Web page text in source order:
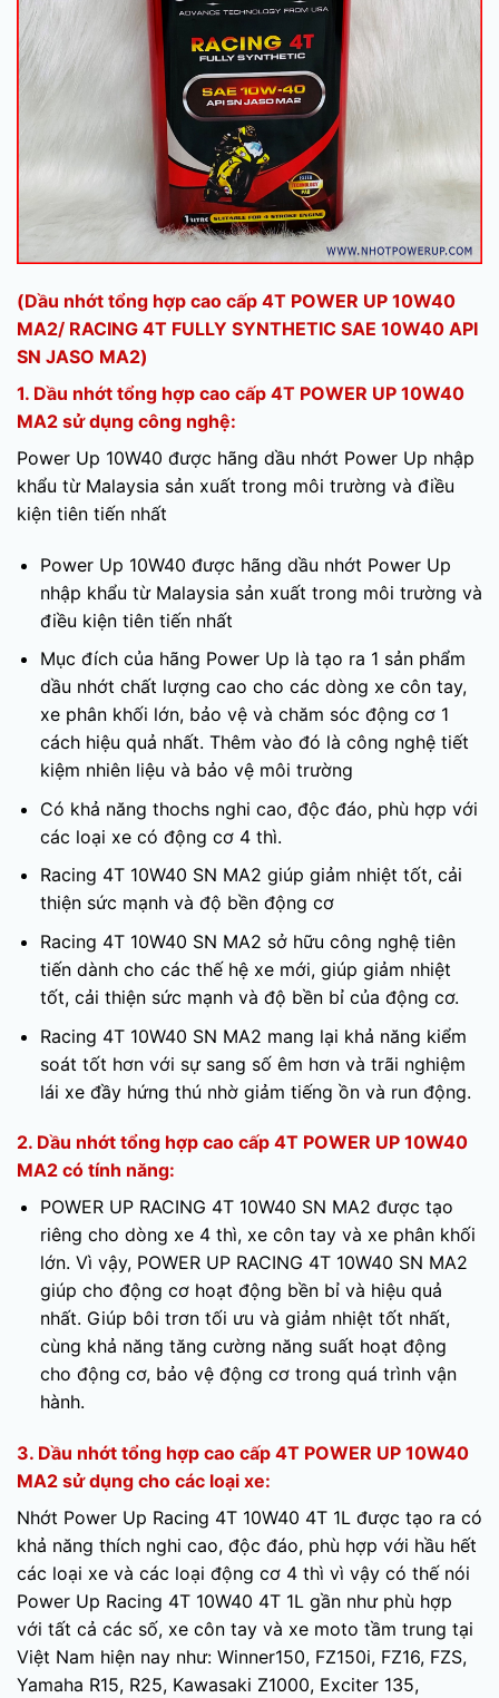
(Dầu nhớt tổng hợp cao cấp 4T POWER UP 10W40
MA2/ RACING 4T FULLY SYNTHETIC SAE 10W40 API
SN JASO MA2)
1. Dầu nhớt tổng hợp cao cấp 4T POWER UP 10W40
MA2 sử dụng công nghệ:
Power Up 10W40 được hãng dầu nhớt Power Up nhập
khẩu từ Malaysia sản xuất trong môi trường và điều
kiện tiên tiến nhất
Power Up 10W40 được hãng dầu nhớt Power Up
nhập khẩu từ Malaysia sản xuất trong môi trường và
điều kiện tiên tiến nhất
Mục đích của hãng Power Up là tạo ra 1 sản phẩm
dầu nhớt chất lượng cao cho các dòng xe côn tay,
xe phân khối lớn, bảo vệ và chăm sóc động cơ 1
cách hiệu quả nhất. Thêm vào đó là công nghệ tiết
kiệm nhiên liệu và bảo vệ môi trường
Có khả năng thochs nghi cao, độc đáo, phù hợp với
các loại xe có động cơ 4 thì.
Racing 4T 10W40 SN MA2 giúp giảm nhiệt tốt, cải
thiện sức mạnh và độ bền động cơ
Racing 4T 10W40 SN MA2 sở hữu công nghệ tiên
tiến dành cho các thế hệ xe mới, giúp giảm nhiệt
tốt, cải thiện sức mạnh và độ bền bỉ của động cơ.
Racing 4T 10W40 SN MA2 mang lại khả năng kiểm
soát tốt hơn với sự sang số êm hơn và trãi nghiệm
lái xe đầy hứng thú nhờ giảm tiếng ồn và run động.
2. Dầu nhớt tổng hợp cao cấp 4T POWER UP 10W40
MA2 có tính năng:
POWER UP RACING 4T 10W40 SN MA2 được tạo
riêng cho dòng xe 4 thì, xe côn tay và xe phân khối
lớn. Vì vậy, POWER UP RACING 4T 10W40 SN MA2
giúp cho động cơ hoạt động bền bỉ và hiệu quả
nhất. Giúp bôi trơn tối ưu và giảm nhiệt tốt nhất,
cùng khả năng tăng cường năng suất hoạt động
cho động cơ, bảo vệ động cơ trong quá trình vận
hành.
3. Dầu nhớt tổng hợp cao cấp 4T POWER UP 10W40
MA2 sử dụng cho các loại xe:
Nhớt Power Up Racing 4T 10W40 4T 1L được tạo ra có
khả năng thích nghi cao, độc đáo, phù hợp với hầu hết
các loại xe và các loại động cơ 4 thì vì vậy có thế nói
Power Up Racing 4T 10W40 4T 1L gần như phù hợp
với tất cả các số, xe côn tay và xe moto tầm trung tại
Việt Nam hiện nay như: Winner150, FZ150i, FZ16, FZS,
Yamaha R15, R25, Kawasaki Z1000, Exciter 135,